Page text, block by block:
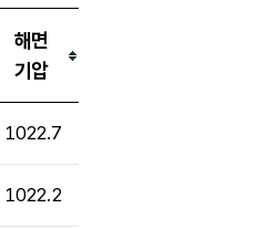
해면
기압
1022.7
1022.2